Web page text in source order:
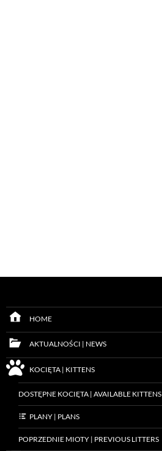
HOME
AKTUALNOŚCI | NEWS
KOCIĘTA | KITTENS
DOSTĘPNE KOCIĘTA | AVAILABLE KITTENS
PLANY | PLANS
POPRZEDNIE MIOTY | PREVIOUS LITTERS